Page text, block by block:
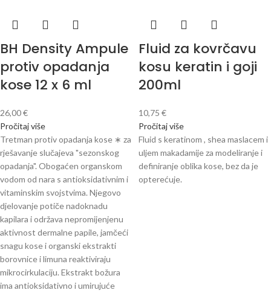
BH Density Ampule
protiv opadanja
kose 12 x 6 ml
26,00€
Pročitaj više
Tretman protiv opadanja kose ∗ za
rješavanje slučajeva "sezonskog
opadanja". Obogaćen organskom
vodom od nara s antioksidativnim i
vitaminskim svojstvima. Njegovo
djelovanje potiče nadoknadu
kapilara i održava nepromijenjenu
aktivnost dermalne papile, jamčeći
snagu kose i organski ekstrakti
borovnice i limuna reaktiviraju
mikrocirkulaciju. Ekstrakt božura
ima antioksidativno i umirujuće
Fluid za kovrčavu
kosu keratin i goji
200ml
10,75 €
Pročitaj više
Fluid s keratinom , shea maslacem i
uljem makadamije za modeliranje i
definiranje oblika kose, bez da je
opterećuje.